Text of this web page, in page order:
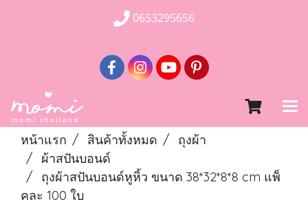
0653295656
หน้าแรก สินค้าทั้งหมด
ถุงผ้า
ผ้าสปันบอนด์
ถุงผ้าสปันบอนด์หูหิ้ว ขนาด 38*32*8*8 cm แพ็
คละ 100 ใบ